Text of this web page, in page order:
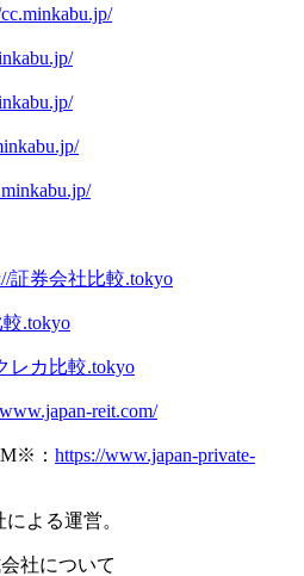
証券会社比較.tokyo
.tokyo
レカ比較.tokyo
reit.com/
： https://www.japan-private-
よる運営。
社について